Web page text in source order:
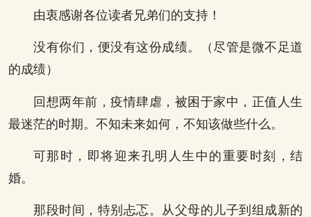
由衷感谢各位读者兄弟们的支持！
没有你们，便没有这份成绩。（尽管是微不足道
的成绩）
回想两年前，疫情肆虐，被困于家中，正值人生
最迷茫的时期。不知未来如何，不知该做些什么。
可那时，即将迎来孔明人生中的重要时刻，结
婚。
那段时间，特别忐忑。从父母的儿子到组成新的